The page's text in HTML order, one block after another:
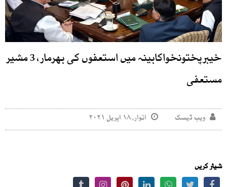
خیبرپختونخواکابینہ میں استعفوں کی بھرمار، 3 مشیر
مستعفی
ویب ڈیسک اتوار, ۱۸ اپریل ۲۰۲۱
شیئر کریں